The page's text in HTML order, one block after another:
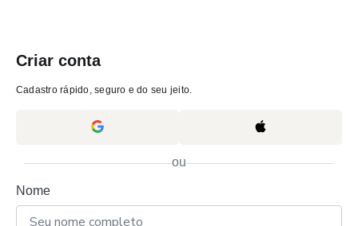
Criar conta
Cadastro rápido, seguro e do seu jeito.
ou
Nome